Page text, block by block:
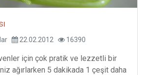
22.02.2012 16390
için çok pratik ve lezzetli bir
ağırlarken 5 dakikada 1 çeşit daha